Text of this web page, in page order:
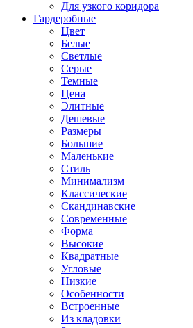
Для узкого коридора
Гардеробные
Цвет
Белые
Светлые
Серые
Темные
Цена
Элитные
Дешевые
Размеры
Большие
Маленькие
Стиль
Минимализм
Классические
Скандинавские
Современные
Форма
Высокие
Квадратные
Угловые
Низкие
Особенности
Встроенные
Из кладовки